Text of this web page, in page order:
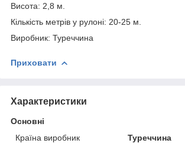
Висота: 2,8 м.
Кількість метрів у рулоні: 20-25 м.
Виробник: Туреччина
Приховати
Характеристики
Основні
Країна виробник
Туреччина